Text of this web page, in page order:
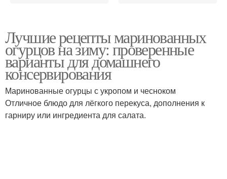
Лучшие рецепты маринованных
огурцов на зиму: проверенные
варианты для домашнего
консервирования
Маринованные огурцы с укропом и чесноком
Отличное блюдо для лёгкого перекуса, дополнения к
гарниру или ингредиента для салата.